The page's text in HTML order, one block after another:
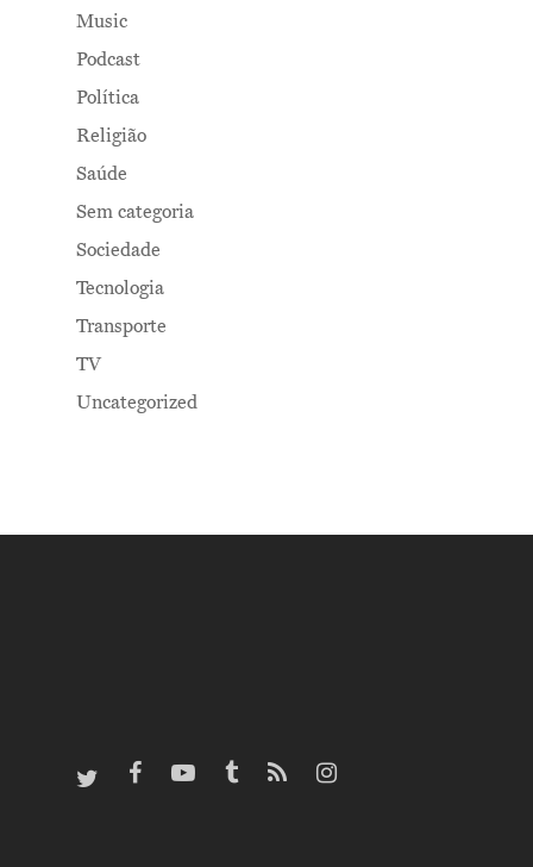
Music
Podcast
Política
Religião
Saúde
Sem categoria
Sociedade
Tecnologia
Transporte
TV
Uncategorized